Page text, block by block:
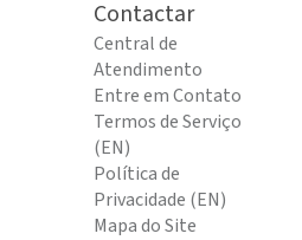
Contactar
Central de
Atendimento
Entre em Contato
Termos de Serviço
(EN)
Política de
Privacidade (EN)
Mapa do Site